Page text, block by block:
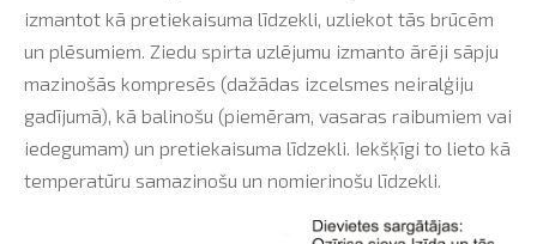
izmantot kā pretiekaisuma līdzekli, uzliekot tās brūcēm
un plēsumiem. Ziedu spirta uzlējumu izmanto ārēji sāpju
mazinošās kompresēs (dažādas izcelsmes neiralģiju
gadījumā), kā balinošu (piemēram, vasaras raibumiem vai
iedegumam) un pretiekaisuma līdzekli. Iekšķīgi to lieto kā
temperatūru samazinošu un nomierinošu līdzekli.